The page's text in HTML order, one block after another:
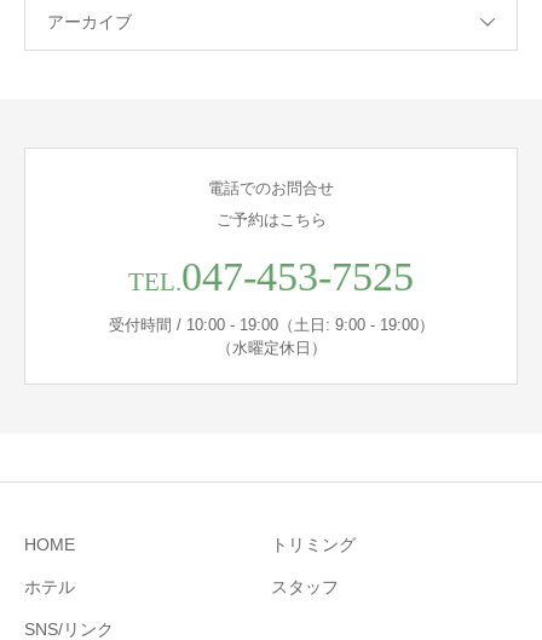
アーカイブ
電話でのお問合せ
ご予約はこちら
TEL.047-453-7525
受付時間 / 10:00 - 19:00（土日: 9:00 - 19:00）
（水曜定休日）
HOME トリミング
ホテル スタッフ
SNS/リンク